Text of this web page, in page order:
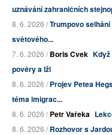
uznávání zahraničních
8. 6. 2026 /Trumpovo
světového...
7. 6. 2026 /Boris Cvek
pověry a lži
8. 6. 2026 /Projev Petea
téma imigrac...
8. 6. 2026 /Petr Vařeka
8. 6. 2026 /Rozhovor s